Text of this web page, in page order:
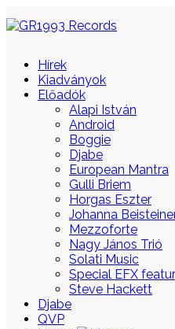
Hírek
Kiadványok
Előadók
Alapi István
Android
Boggie
Djabe
European Mantra
Gulli Briem
Horgas Eszter
Johanna
Mezzoforte
Nagy János Trió
Solati Music
Special EFX
Steve Hackett
Djabe
QVP